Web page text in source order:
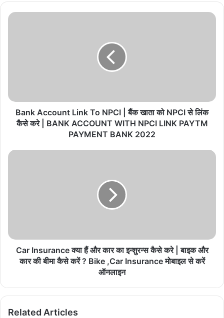
Bank
को
NPCI
करे
PAYMENT
BANK
2022
Bank Account Link To NPCI | बैंक खाता को NPCI से लिंक
कैसे करे | BANK ACCOUNT WITH NPCI LINK PAYTM
PAYMENT BANK 2022
Car
कैसे
कार
बीमा
Car Insurance क्या हैं और कार का इन्शुरन्स कैसे करे | बाइक और
कार की बीमा कैसे करें ? Bike ,Car Insurance मोबाइल से करें
ऑनलाइन
Related Articles